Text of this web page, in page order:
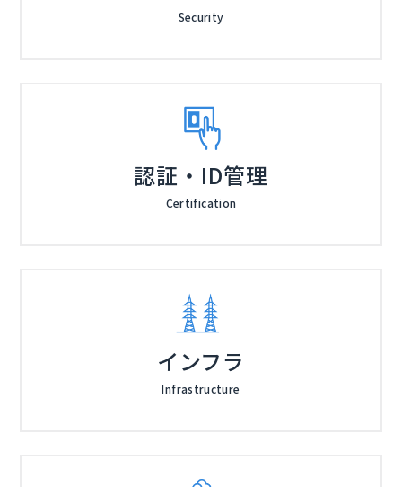
Security
認証・ID管理
Certification
インフラ
Infrastructure